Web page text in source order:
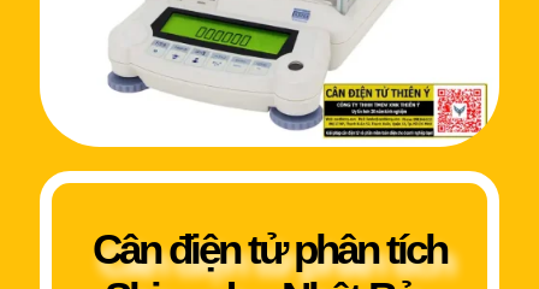
Cân điện tử phân tích